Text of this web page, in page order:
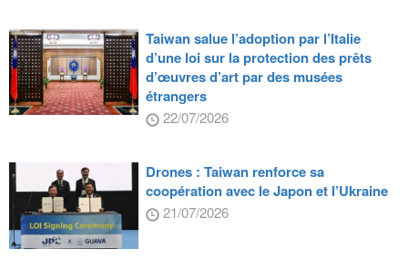
Taiwan salue l’adoption par l’Italie
d’une loi sur la protection des prêts
d’œuvres d’art par des musées
étrangers
22/07/2026
Drones : Taiwan renforce sa
coopération avec le Japon et l’Ukraine
21/07/2026